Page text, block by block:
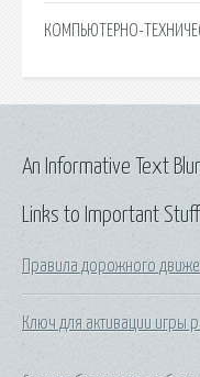
КОМПЬЮТЕРНО-
Links to Important Stuff
Правила дорожного
Ключ для активации игры
An Informative Text